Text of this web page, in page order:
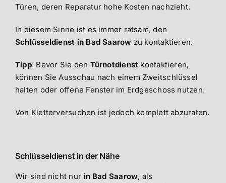
Türen, deren Reparatur hohe Kosten nachzieht.
In diesem Sinne ist es immer ratsam, den
Schlüsseldienst in Bad Saarow zu kontaktieren.
Tipp: Bevor Sie den Türnotdienst kontaktieren,
können Sie Ausschau nach einem Zweitschlüssel
halten oder offene Fenster im Erdgeschoss nutzen.
Von Kletterversuchen ist jedoch komplett abzuraten.
Schlüsseldienst in der Nähe
Wir sind nicht nurin Bad Saarow, als